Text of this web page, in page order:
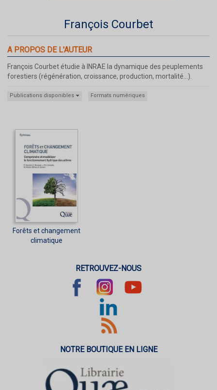
François Courbet
A PROPOS DE L'AUTEUR
François Courbet étudie à INRAE la dynamique des peuplements
forestiers (régénération, croissance, production, mortalité…).
Publications disponibles Formats numériques
Forêts et changement
climatique
RETROUVEZ-NOUS
NOTRE BOUTIQUE EN LIGNE